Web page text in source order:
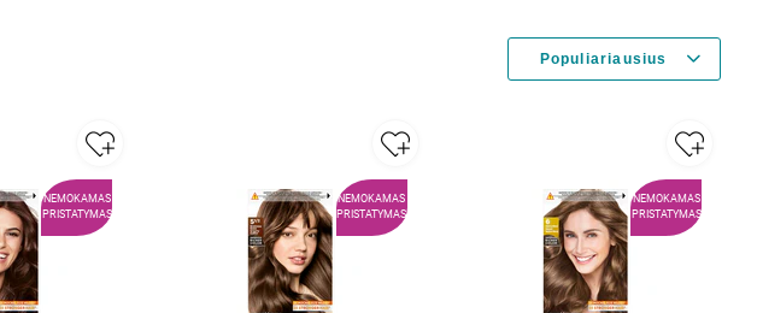
NEMOKAMAS
PRISTATYMAS
NEMOKAMAS
PRISTATYMAS
NEMOKAMAS
PRISTATYMAS